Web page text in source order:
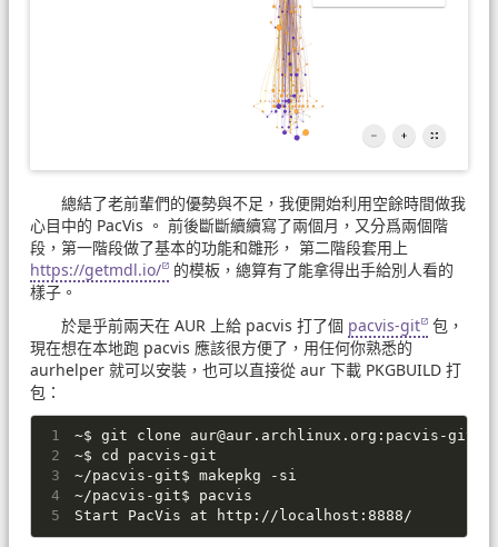
總結了老前輩們的優勢與不足，我便開始利用空餘時間做我
心目中的 PacVis 。 前後斷斷續續寫了兩個月，又分爲兩個階
段，第一階段做了基本的功能和雛形， 第二階段套用上
https://getmdl.io/
的模板，總算有了能拿得出手給別人看的
樣子。
於是乎前兩天在 AUR 上給 pacvis 打了個 pacvis-git 包，
現在想在本地跑 pacvis 應該很方便了，用任何你熟悉的
aurhelper 就可以安裝，也可以直接從 aur 下載 PKGBUILD 打
包：
~$ git clone aur@aur.archlinux.org :pacvis-
~$ cd pacvis-git
~/pacvis-git$ makepkg -si
~/pacvis-git$ pacvis
Start PacVis at http://localhost:8888/